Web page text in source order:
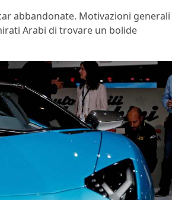
abbandonate. Motivazioni generali
Arabi di trovare un bolide